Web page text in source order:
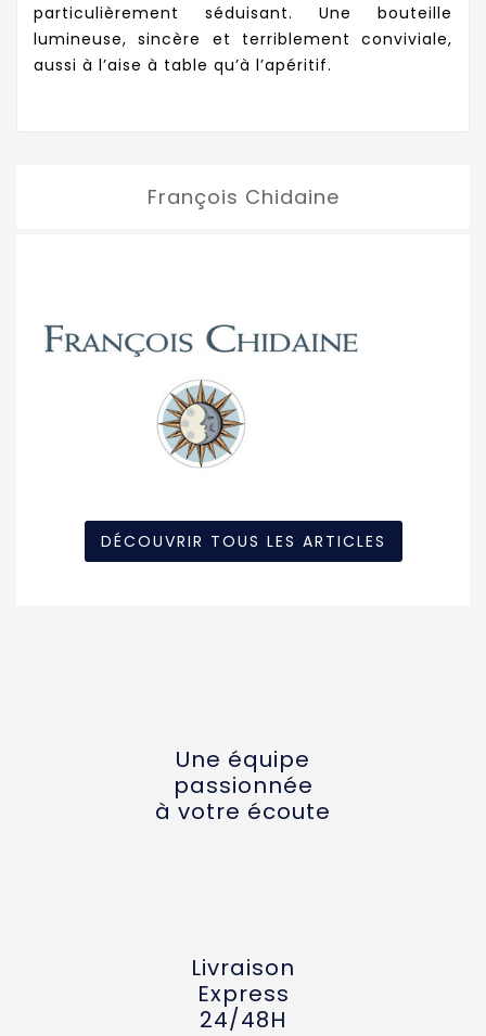
particulièrement séduisant. Une bouteille
lumineuse, sincère et terriblement conviviale,
aussi à l’aise à table qu’à l’apéritif.
François Chidaine
DÉCOUVRIR TOUS LES ARTICLES
Une équipe
passionnée
à votre écoute
Livraison
Express
24/48H